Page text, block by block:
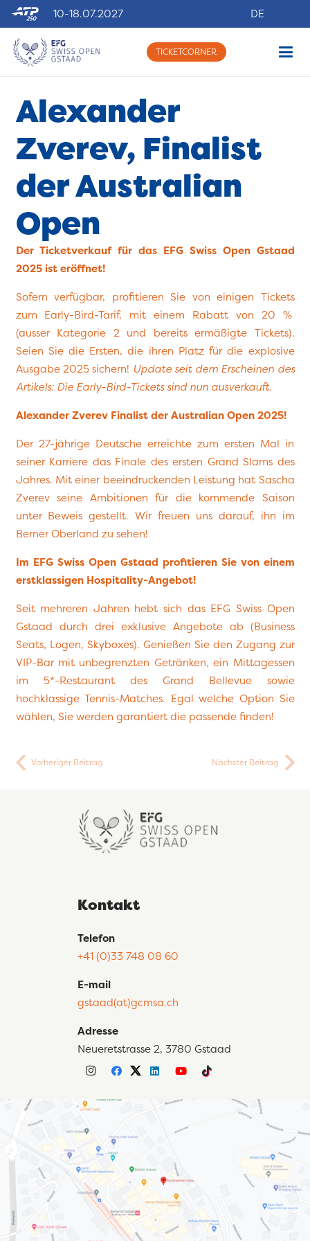
10-18.07.2027 DE
TICKETCORNER
Alexander
Zverev, Finalist
der Australian
Open
Der Ticketverkauf für das EFG Swiss Open Gstaad
2025 ist eröffnet!
Sofern verfügbar, profitieren Sie von einigen Tickets
zum Early-Bird-Tarif, mit einem Rabatt von 20 %
(ausser Kategorie 2 und bereits ermäßigte Tickets).
Seien Sie die Ersten, die ihren Platz für die explosive
Ausgabe 2025 sichern! Update seit dem Erscheinen des
Artikels: Die Early-Bird-Tickets sind nun ausverkauft.
Alexander Zverev Finalist der Australian Open 2025!
Der 27-jährige Deutsche erreichte zum ersten Mal in
seiner Karriere das Finale des ersten Grand Slams des
Jahres. Mit einer beeindruckenden Leistung hat Sascha
Zverev seine Ambitionen für die kommende Saison
unter Beweis gestellt. Wir freuen uns darauf, ihn im
Berner Oberland zu sehen!
Im EFG Swiss Open Gstaad profitieren Sie von einem
erstklassigen Hospitality-Angebot!
Seit mehreren Jahren hebt sich das EFG Swiss Open
Gstaad durch drei exklusive Angebote ab (Business
Seats, Logen, Skyboxes). Genießen Sie den Zugang zur
VIP-Bar mit unbegrenzten Getränken, ein Mittagessen
im 5*-Restaurant des Grand Bellevue sowie
hochklassige Tennis-Matches. Egal welche Option Sie
wählen, Sie werden garantiert die passende finden!
Vorheriger Beitrag Nächster Beitrag
Kontakt
Telefon
+41 (0)33 748 08 60
E-mail
gstaad(at)gcmsa.ch
Adresse
Neueretstrasse 2, 3780 Gstaad